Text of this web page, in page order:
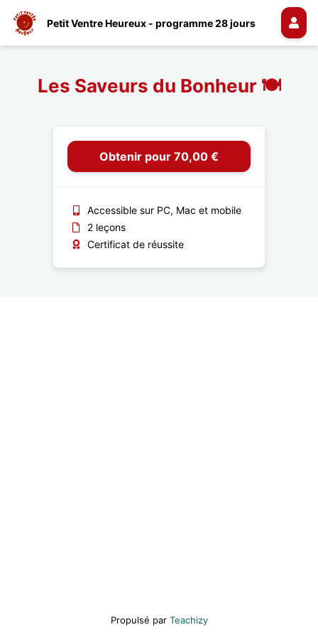
Petit Ventre Heureux - programme 28 jours
Les Saveurs du Bonheur 🍽️
Obtenir pour 70,00 €
Accessible sur PC, Mac et mobile
2 leçons
Certificat de réussite
Propulsé par Teachizy